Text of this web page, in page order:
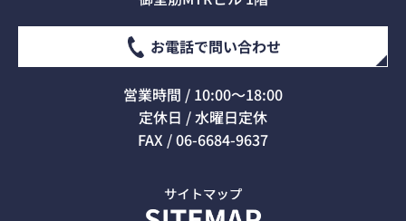
お電話で問い合わせ
営業時間 / 10:00～18:00
定休日 / 水曜日定休
FAX / 06-6684-9637